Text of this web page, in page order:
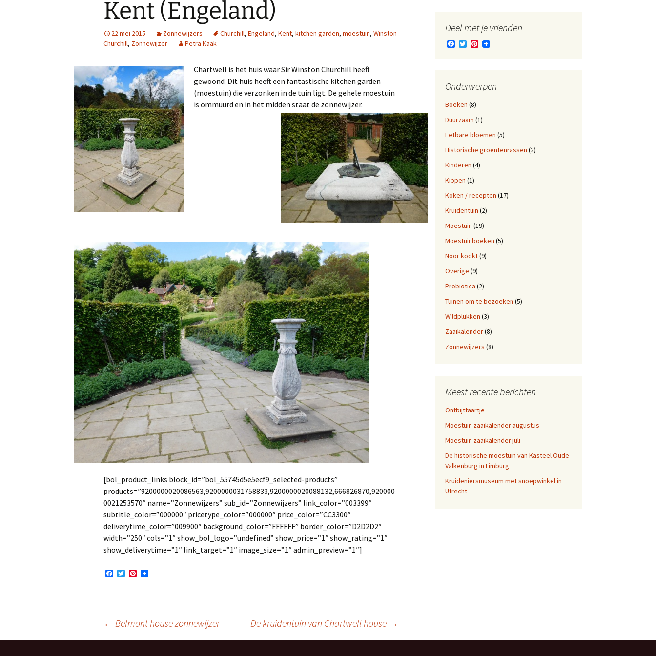
Kent (Engeland)
22 mei 2015 Zonnewijzers Churchill, Engeland, Kent, kitchen garden, moestuin, Winston
Churchill, Zonnewijzer Petra Kaak
Chartwell is het huis waar Sir Winston Churchill heeft
gewoond. Dit huis heeft een fantastische kitchen garden
(moestuin) die verzonken in de tuin ligt. De gehele moestuin
is ommuurd en in het midden staat de zonnewijzer.
[bol_product_links block_id=”bol_55745d5e5ecf9_selected-products”
products=”9200000020086563,9200000031758833,9200000020088132,666826870,920000
0021253570″ name=”Zonnewijzers” sub_id=”Zonnewijzers” link_color=”003399″
subtitle_color=”000000″ pricetype_color=”000000″ price_color=”CC3300″
deliverytime_color=”009900″ background_color=”FFFFFF” border_color=”D2D2D2″
width=”250″ cols=”1″ show_bol_logo=”undefined” show_price=”1″ show_rating=”1″
show_deliverytime=”1″ link_target=”1″ image_size=”1″ admin_preview=”1″]
o
k
T
r
P
e
s
Berichtnavigatie
← Belmont house zonnewijzer De kruidentuin van Chartwell house →
Deel met je vrienden
o
o
T
e
r
P
r
e
Onderwerpen
Boeken (8)
Duurzaam (1)
Eetbare bloemen (5)
Historische groentenrassen (2)
Kinderen (4)
Kippen (1)
Koken / recepten (17)
Kruidentuin (2)
Moestuin (19)
Moestuinboeken (5)
Noor kookt(9)
Overige (9)
Probiotica (2)
Tuinen om te bezoeken (5)
Wildplukken (3)
Zaaikalender(8)
Zonnewijzers (8)
Meest recente berichten
Ontbijttaartje
Moestuin zaaikalender augustus
Moestuin zaaikalender juli
De historische moestuin van Kasteel Oude
Valkenburg in Limburg
Kruideniersmuseum met snoepwinkel in
Utrecht